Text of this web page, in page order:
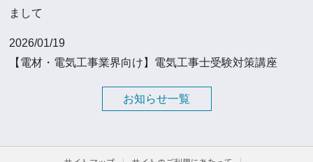
まして
2026/01/19
【電材・電気工事業界向け】電気工事士受験対策講座
お知らせ一覧